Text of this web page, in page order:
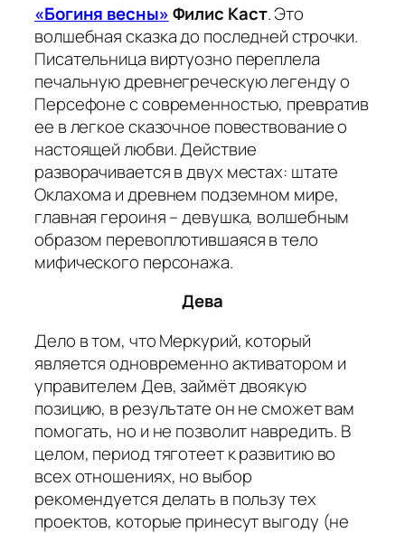
«Богиня весны» Филис Каст. Это
волшебная сказка до последней строчки.
Писательница виртуозно переплела
печальную древнегреческую легенду о
Персефоне с современностью, превратив
ее в легкое сказочное повествование о
настоящей любви. Действие
разворачивается в двух местах: штате
Оклахома и древнем подземном мире,
главная героиня – девушка, волшебным
образом перевоплотившаяся в тело
мифического персонажа.
Дева
Дело в том, что Меркурий, который
является одновременно активатором и
управителем Дев, займёт двоякую
позицию, в результате он не сможет вам
помогать, но и не позволит навредить. В
целом, период тяготеет к развитию во
всех отношениях, но выбор
рекомендуется делать в пользу тех
проектов, которые принесут выгоду (не